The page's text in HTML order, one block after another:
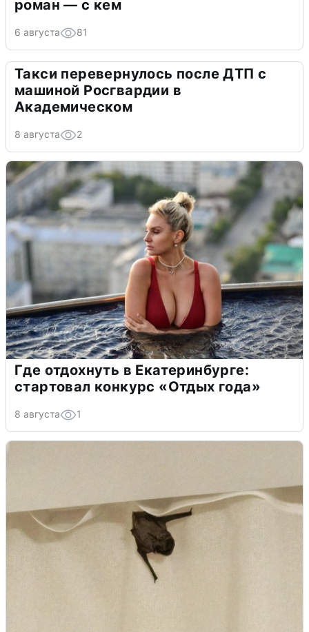
роман — с кем
6 августа 81
Такси перевернулось после ДТП с
машиной Росгвардии в
Академическом
8 августа 2
Где отдохнуть в Екатеринбурге:
стартовал конкурс «Отдых года»
8 августа 1